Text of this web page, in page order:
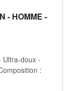
- HOMME -
Ultra-doux -
: